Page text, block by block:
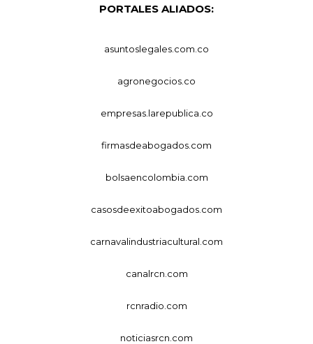
PORTALES ALIADOS:
asuntoslegales.com.co
agronegocios.co
empresas.larepublica.co
firmasdeabogados.com
bolsaencolombia.com
casosdeexitoabogados.com
carnavalindustriacultural.com
canalrcn.com
rcnradio.com
noticiasrcn.com